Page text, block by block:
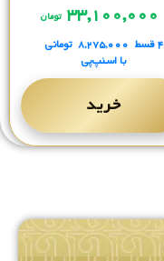
۳۳,۱۰۰,۰۰۰ تومان
۴ قسط ۸,۲۷۵,۰۰۰ تومانی
با اسنپ‌پی
خرید